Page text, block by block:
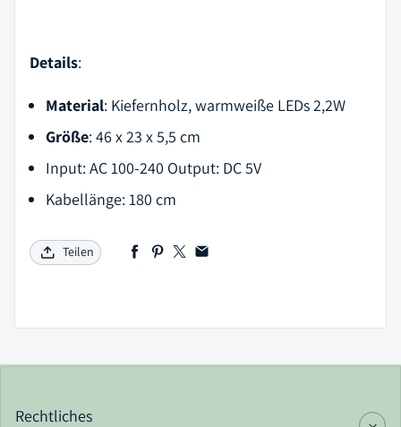
Details:
Material: Kiefernholz, warmweiße LEDs 2,2W
Größe: 46 x 23 x 5,5 cm
Input: AC 100-240 Output: DC 5V
Kabellänge: 180 cm
Teilen
Rechtliches